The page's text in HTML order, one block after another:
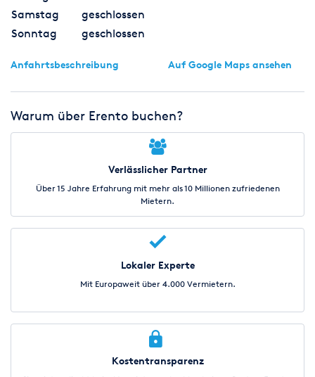
Samstag
geschlossen
Sonntag
geschlossen
Anfahrtsbeschreibung Auf Google Maps ansehen
Warum über Erento buchen?
Verlässlicher Partner
Über 15 Jahre Erfahrung mit mehr als 10 Millionen zufriedenen
Mietern.
Lokaler Experte
Mit Europaweit über 4.000 Vermietern.
Kostentransparenz